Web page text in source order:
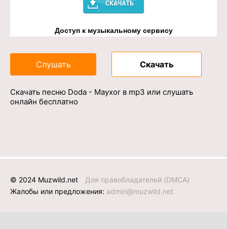
Доступ к музыкальному сервису
Слушать Скачать
Скачать песню Doda - Mayxor в mp3 или слушать
онлайн бесплатно
© 2024 Muzwild.net
Для правобладателей (DMCA)
Жалобы или предложения: admin@muzwild.net